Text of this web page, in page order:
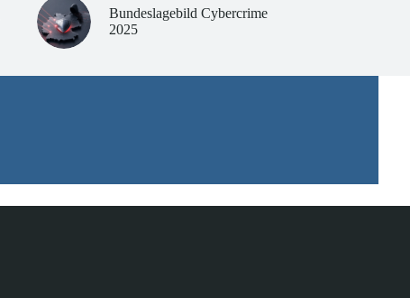
Bundeslagebild Cybercrime
2025